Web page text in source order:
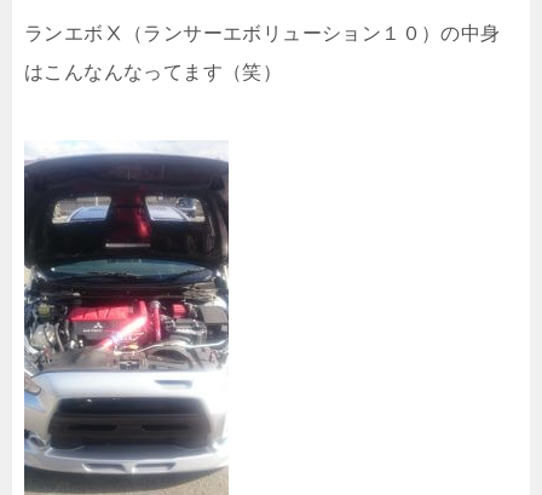
ランエボⅩ（ランサーエボリューション１０）の中身
はこんなんなってます（笑）